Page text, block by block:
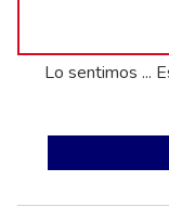
status
Lo sentimos ...